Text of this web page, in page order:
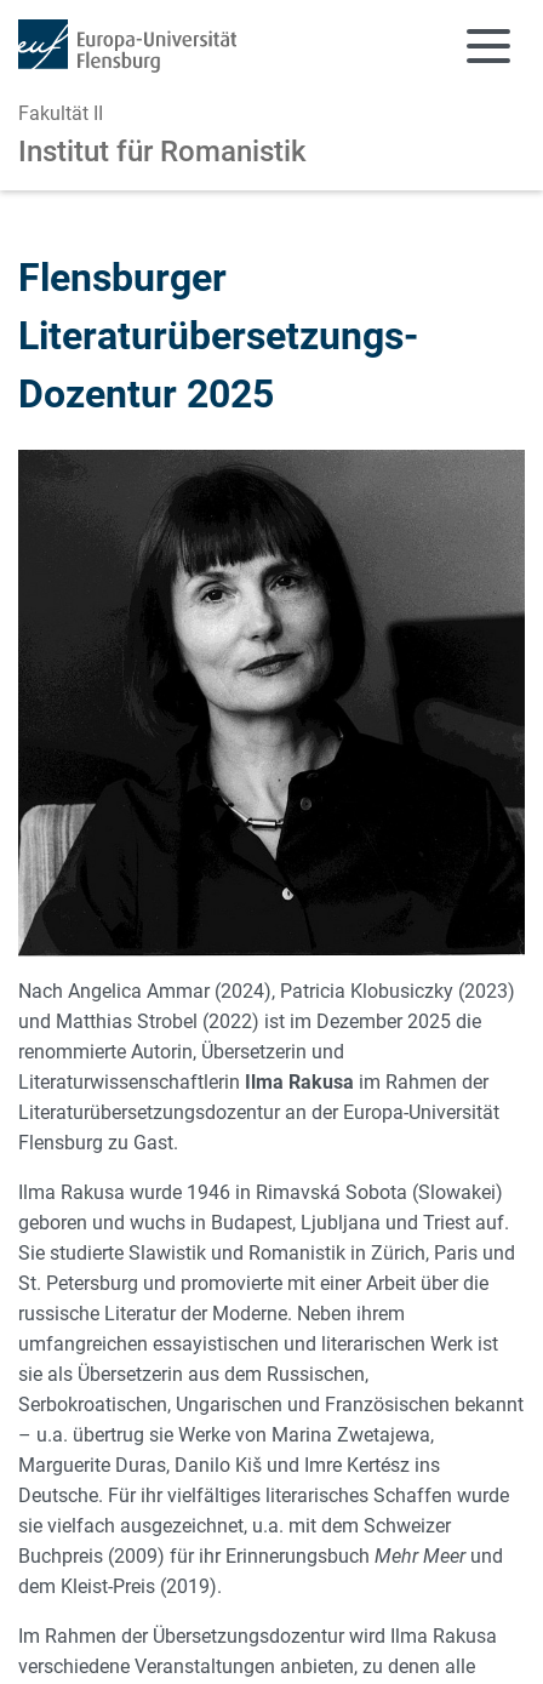
Fakultät II
Institut für Romanistik
Flensburger
Literaturübersetzungs-
Dozentur 2025
Nach Angelica Ammar (2024), Patricia Klobusiczky (2023)
und Matthias Strobel (2022) ist im Dezember 2025 die
renommierte Autorin, Übersetzerin und
Literaturwissenschaftlerin Ilma Rakusa im Rahmen der
Literaturübersetzungsdozentur an der Europa-Universität
Flensburg zu Gast.
Ilma Rakusa wurde 1946 in Rimavská Sobota (Slowakei)
geboren und wuchs in Budapest, Ljubljana und Triest auf.
Sie studierte Slawistik und Romanistik in Zürich, Paris und
St. Petersburg und promovierte mit einer Arbeit über die
russische Literatur der Moderne. Neben ihrem
umfangreichen essayistischen und literarischen Werk ist
sie als Übersetzerin aus dem Russischen,
Serbokroatischen, Ungarischen und Französischen bekannt
– u.a. übertrug sie Werke von Marina Zwetajewa,
Marguerite Duras, Danilo Kiš und Imre Kertész ins
Deutsche. Für ihr vielfältiges literarisches Schaffen wurde
sie vielfach ausgezeichnet, u.a. mit dem Schweizer
Buchpreis (2009) für ihr Erinnerungsbuch Mehr Meerund
dem Kleist-Preis (2019).
Im Rahmen der Übersetzungsdozentur wird Ilma Rakusa
verschiedene Veranstaltungen anbieten, zu denen alle